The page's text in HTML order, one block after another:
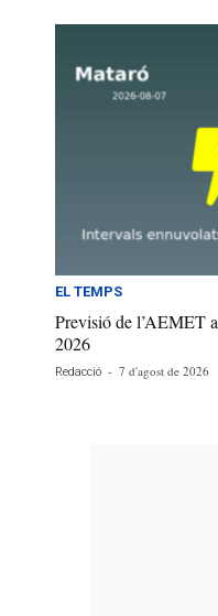
EL TEMPS
Previsió de l’AEMET
2026
Redacció - 7 d'agost de 2026